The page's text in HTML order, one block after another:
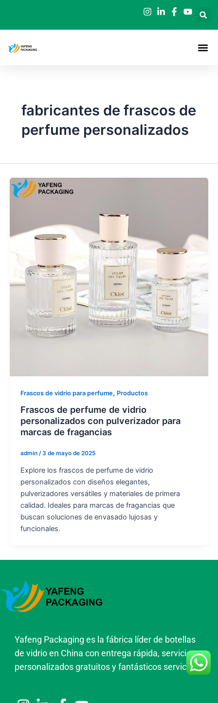
contenido
fabricantes de frascos de
perfume personalizados
Frascos de vidrio para perfume, Productos
Frascos de perfume de vidrio
personalizados con pulverizador para
marcas de fragancias
admin /3 de mayo de 2025
Explore los frascos de perfume de vidrio
personalizados con diseños elegantes,
pulverizadores versátiles y materiales de primera
calidad. Ideales para marcas de fragancias que
buscan soluciones de envasado lujosas y
funcionales.
Yafeng Packaging es la fábrica líder de botellas
de vidrio en China con entrega rápida, servicios
personalizados gratuitos y fantásticos servicios.